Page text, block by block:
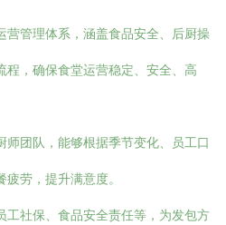
营管理体系，涵盖食品安全、后厨操
程，确保食堂运营稳定、安全、高
师团队，能够根据季节变化、员工口
劳，提升满意度。
工社保、食品安全责任等，为发包方